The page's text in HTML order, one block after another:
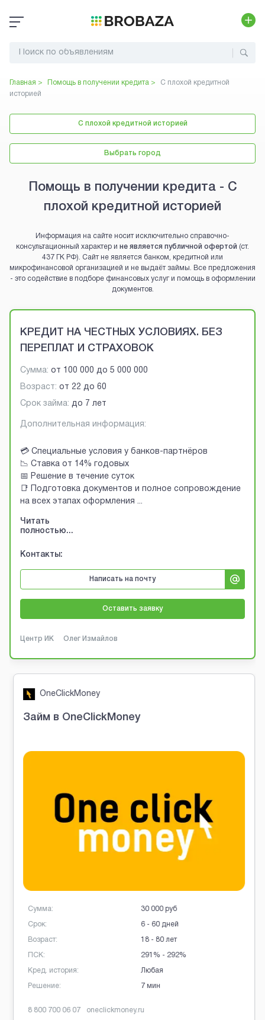
Главная > Помощь в получении кредита >
С плохой кредитной
историей
С плохой кредитной историей
Выбрать город
Помощь в получении кредита - С
плохой кредитной историей
Информация на сайте носит исключительно справочно-
консультационный характер и не является публичной офертой (ст.
437 ГК РФ). Сайт не является банком, кредитной или
микрофинансовой организацией и не выдаёт займы. Все предложения
- это содействие в подборе финансовых услуг и помощь в оформлении
документов.
Brobaza - VIP-объявления
КРЕДИТ НА ЧЕСТНЫХ УСЛОВИЯХ. БЕЗ
ПЕРЕПЛАТ И СТРАХОВОК
Сумма: от 100 000 до 5 000 000
Возраст: от 22 до 60
Срок займа: до 7 лет
Дополнительная информация:
💳 Специальные условия у банков-партнёров
📉 Ставка от 14% годовых
📅 Решение в течение суток
📑 Подготовка документов и полное сопровождение
на всех этапах оформления ...
Читать
полностью...
Контакты:
Написать на почту
Оставить заявку
Центр ИК Олег Измайлов
OneClickMoney
Займ в OneClickMoney
Сумма:
Срок:
Возраст:
ПСК:
Кред. история:
Решение:
30 000 руб
6 - 60 дней
18 - 80 лет
291% - 292%
Любая
7 мин
8 800 700 06 07 oneclickmoney.ru